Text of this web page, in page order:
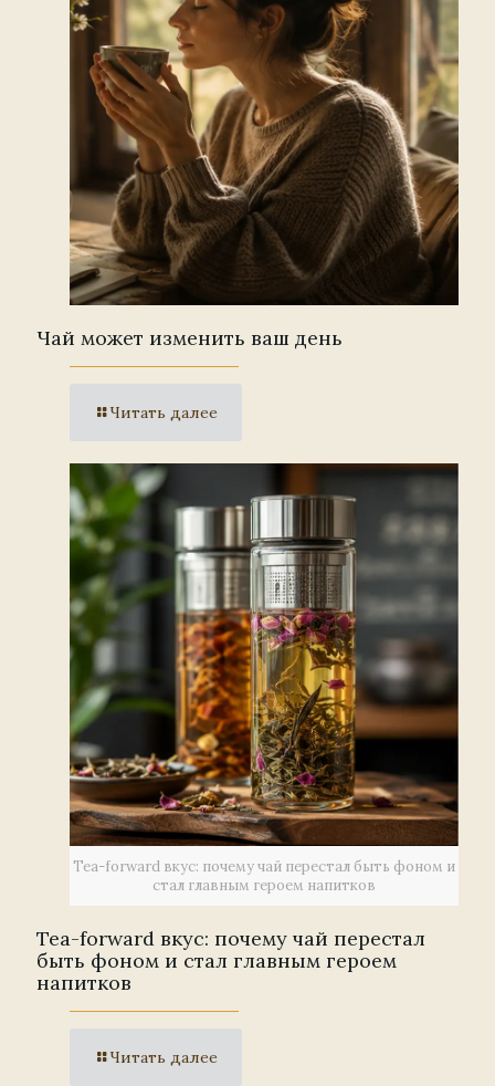
Чай может изменить ваш день
Читать далее
Tea-forward вкус: почему чай перестал быть фоном и
стал главным героем напитков
Tea-forward вкус: почему чай перестал
быть фоном и стал главным героем
напитков
Читать далее